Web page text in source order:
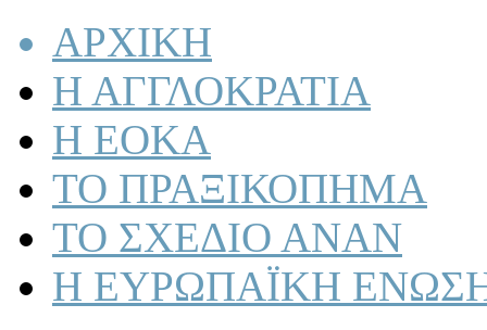
ΑΡΧΙΚΗ
Η ΑΓΓΛΟΚΡΑΤΙΑ
Η ΕΟΚΑ
ΤΟ ΠΡΑΞΙΚΟΠΗΜΑ
ΤΟ ΣΧΕΔΙΟ ΑΝΑΝ
Η ΕΥΡΩΠΑΪΚΗ